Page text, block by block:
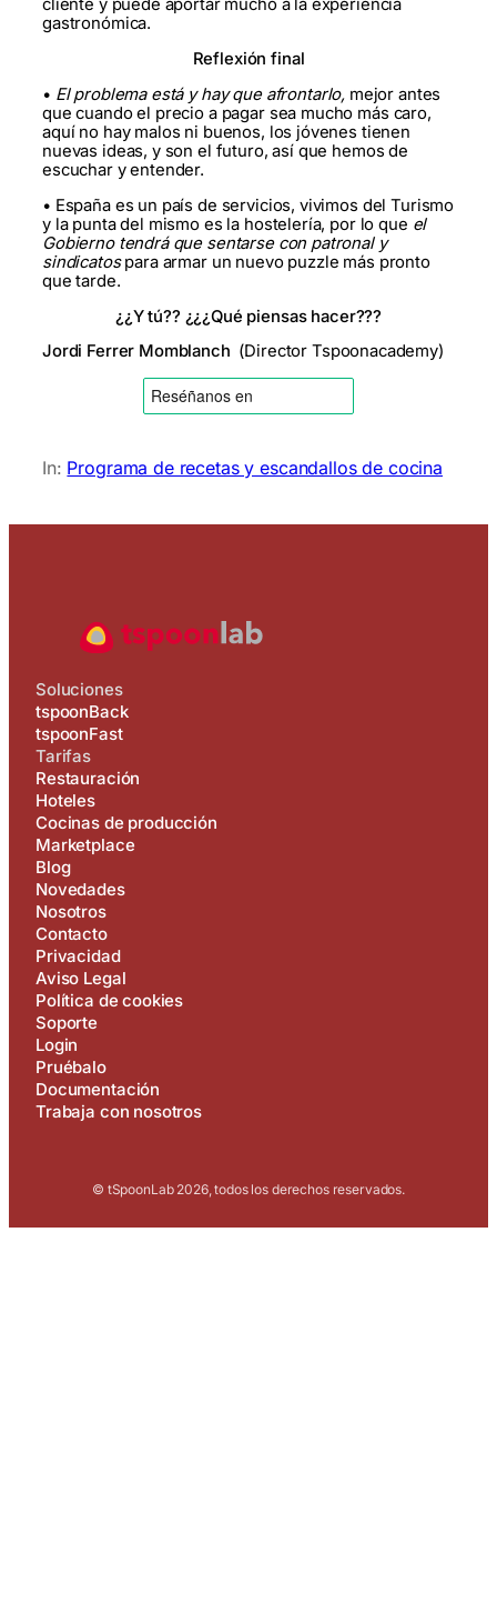
cliente y puede aportar mucho a la experiencia
gastronómica.
Reflexión final
• El problema está y hay que afrontarlo, mejor antes
que cuando el precio a pagar sea mucho más caro,
aquí no hay malos ni buenos, los jóvenes tienen
nuevas ideas, y son el futuro, así que hemos de
escuchar y entender.
• España es un país de servicios, vivimos del Turismo
y la punta del mismo es la hostelería, por lo que el
Gobierno tendrá que sentarse con patronal y
sindicatospara armar un nuevo puzzle más pronto
que tarde.
¿¿Y tú?? ¿¿¿Qué piensas hacer???
Jordi Ferrer Momblanch (Director Tspoonacademy)
In: Programa de recetas y escandallos de cocina
Soluciones
tspoonBack
tspoonFast
Tarifas
Restauración
Hoteles
Cocinas de producción
Marketplace
Blog
Novedades
Nosotros
Contacto
Privacidad
Aviso Legal
Política de cookies
Soporte
Login
Pruébalo
Documentación
Trabaja con nosotros
© tSpoonLab 2026, todos los derechos reservados.